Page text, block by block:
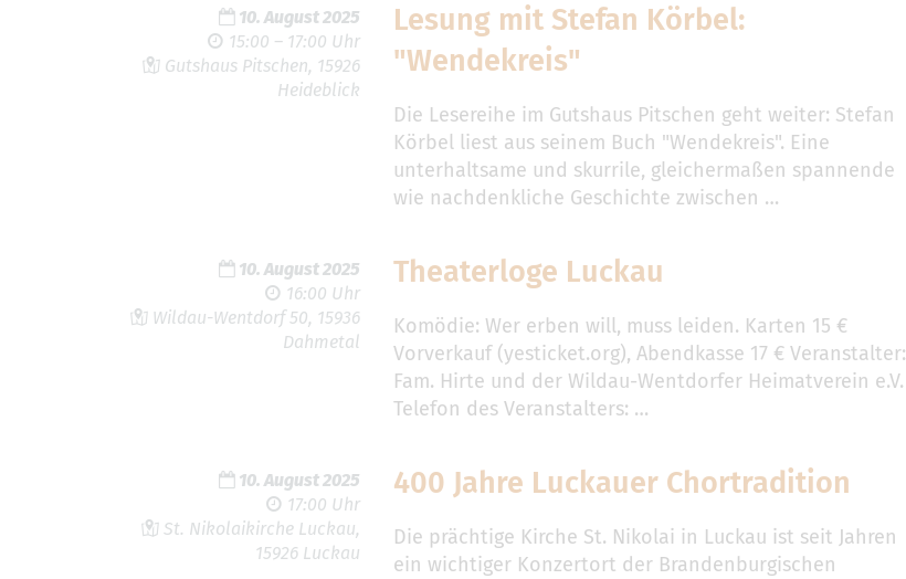
10. August 2025
15:00 – 17:00 Uhr
Gutshaus Pitschen, 15926
Heideblick
Lesung mit Stefan Körbel:
"Wendekreis"
Die Lesereihe im Gutshaus Pitschen geht weiter: Stefan
Körbel liest aus seinem Buch "Wendekreis". Eine
unterhaltsame und skurrile, gleichermaßen spannende
wie nachdenkliche Geschichte zwischen …
10. August 2025
16:00 Uhr
Wildau-Wentdorf 50, 15936
Dahmetal
Theaterloge Luckau
Komödie: Wer erben will, muss leiden. Karten 15 €
Vorverkauf (yesticket.org), Abendkasse 17 € Veranstalter:
Fam. Hirte und der Wildau-Wentdorfer Heimatverein e.V.
Telefon des Veranstalters: …
10. August 2025
17:00 Uhr
St. Nikolaikirche Luckau,
15926 Luckau
400 Jahre Luckauer Chortradition
Die prächtige Kirche St. Nikolai in Luckau ist seit Jahren
ein wichtiger Konzertort der Brandenburgischen